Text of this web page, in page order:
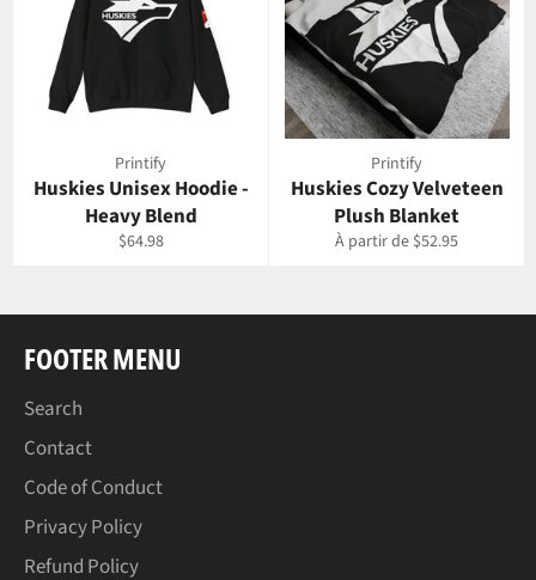
Printify
Huskies Unisex Hoodie -
Heavy Blend
Prix
$64.98
Printify
Huskies Cozy Velveteen
Plush Blanket
À partir de $52.95
FOOTER MENU
Search
Contact
Code of Conduct
Privacy Policy
Refund Policy